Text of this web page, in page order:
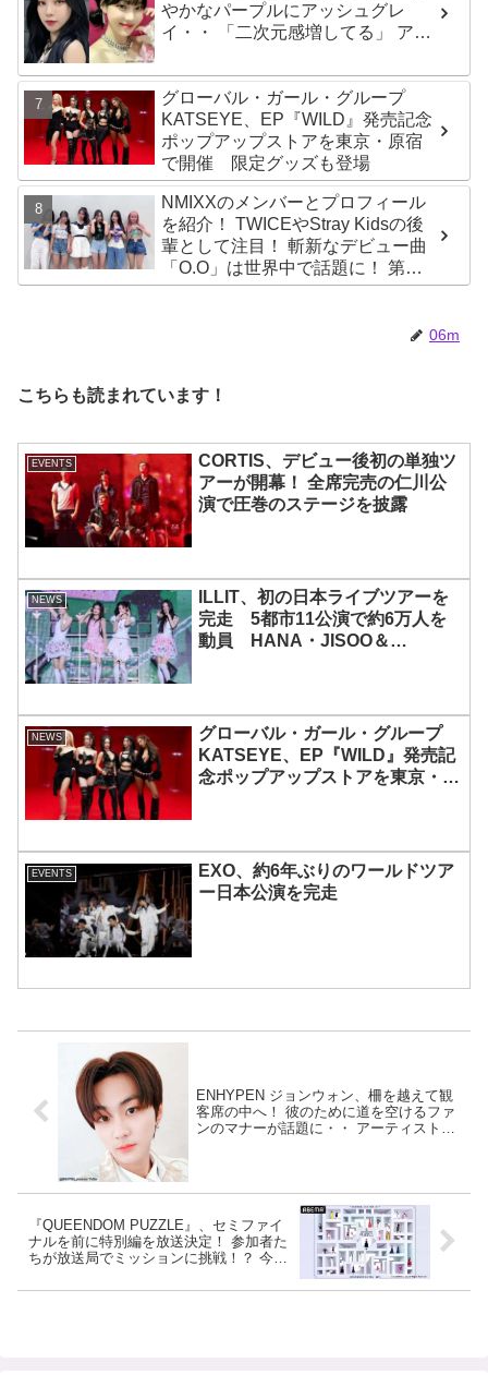
やかなパープルにアッシュグレ
イ・・ 「二次元感増してる」 アバ
グローバル・ガール・グループ
KATSEYE、EP『WILD』発売記念
ポップアップストアを東京・原宿
で開催 限定グッズも登場
NMIXXのメンバーとプロフィール
を紹介！ TWICEやStray Kidsの後
輩として注目！ 斬新なデビュー曲
「O.O」は世界中で話題に！ 第４
世代を代表する美女ソリュンをは
06m
こちらも読まれています！
EVENTS
CORTIS、デビュー後初の単独ツ
アーが開幕！ 全席完売の仁川公
演で圧巻のステージを披露
NEWS
ILLIT、初の日本ライブツアーを
完走 5都市11公演で約6万人を
動員 HANA・JISOO＆
NEWS
グローバル・ガール・グループ
KATSEYE、EP『WILD』発売記
念ポップアップストアを東京・原
EVENTS
EXO、約6年ぶりのワールドツア
ー日本公演を完走
ENHYPEN ジョンウォン、柵を越えて観
客席の中へ！ 彼のために道を空けるファ
ンのマナーが話題に・・ アーティストと
『QUEENDOM PUZZLE』、セミファイ
ナルを前に特別編を放送決定！ 参加者た
ちが放送局でミッションに挑戦！？ 今夜